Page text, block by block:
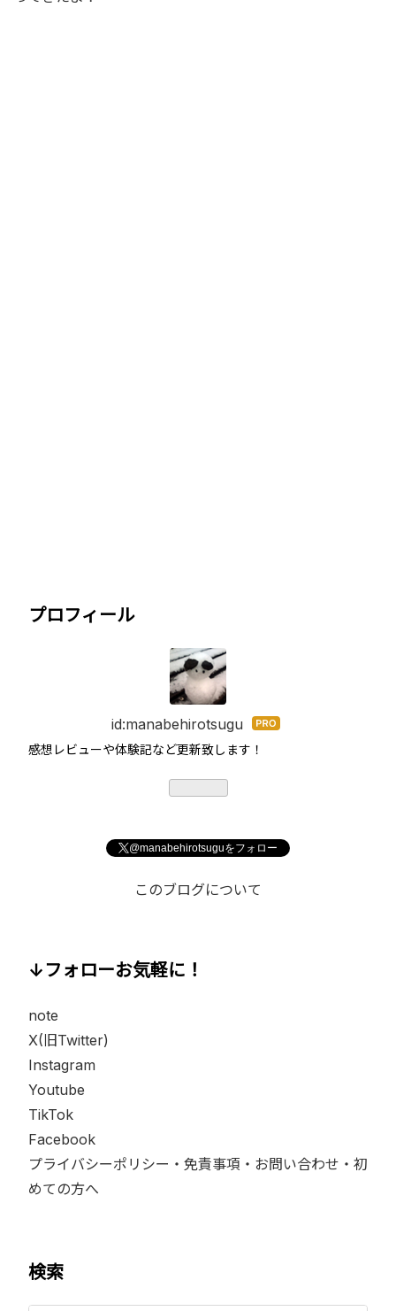
プロフィール
id:manabehirotsugu はて
なブ
感想レビューや体験記など更新致します！
@manabehirotsuguをフォロー
このブログについて
↓フォローお気軽に！
note
X(旧Twitter)
Instagram
Youtube
TikTok
Facebook
プライバシーポリシー・免責事項・お問い合わせ・初
めての方へ
検索